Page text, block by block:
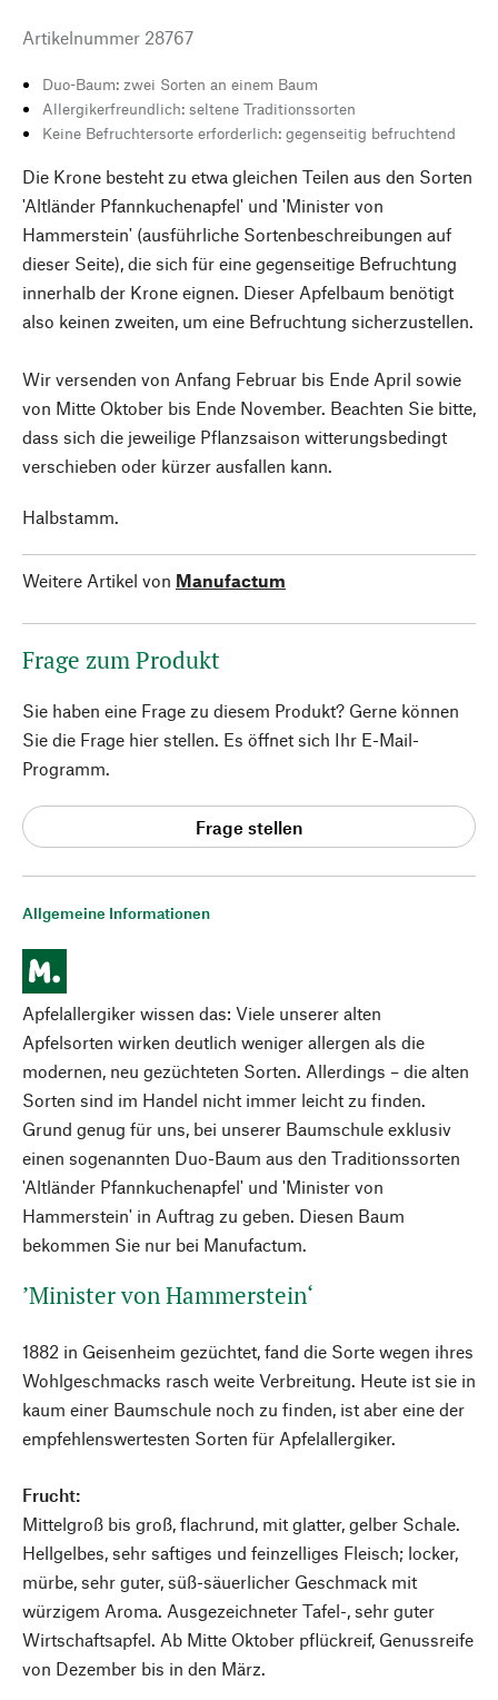
Allgemeine Informationen
Apfelallergiker wissen das: Viele unserer alten
Apfelsorten wirken deutlich weniger allergen als die
modernen, neu gezüchteten Sorten. Allerdings – die alten
Sorten sind im Handel nicht immer leicht zu finden.
Grund genug für uns, bei unserer Baumschule exklusiv
einen sogenannten Duo-Baum aus den Traditionssorten
'Altländer Pfannkuchenapfel' und 'Minister von
Hammerstein' in Auftrag zu geben. Diesen Baum
bekommen Sie nur bei Manufactum.
’Minister von Hammerstein‘
1882 in Geisenheim gezüchtet, fand die Sorte wegen ihres
Wohlgeschmacks rasch weite Verbreitung. Heute ist sie in
kaum einer Baumschule noch zu finden, ist aber eine der
empfehlenswertesten Sorten für Apfelallergiker.
Frucht:
Mittelgroß bis groß, flachrund, mit glatter, gelber Schale.
Hellgelbes, sehr saftiges und feinzelliges Fleisch; locker,
mürbe, sehr guter, süß-säuerlicher Geschmack mit
würzigem Aroma. Ausgezeichneter Tafel-, sehr guter
Wirtschaftsapfel. Ab Mitte Oktober pflückreif, Genussreife
von Dezember bis in den März.
Artikelnummer 28767
Duo-Baum: zwei Sorten an einem Baum
Allergikerfreundlich: seltene Traditionssorten
Keine Befruchtersorte erforderlich: gegenseitig befruchtend
Die Krone besteht zu etwa gleichen Teilen aus den Sorten
'Altländer Pfannkuchenapfel' und 'Minister von
Hammerstein' (ausführliche Sortenbeschreibungen auf
dieser Seite), die sich für eine gegenseitige Befruchtung
innerhalb der Krone eignen. Dieser Apfelbaum benötigt
also keinen zweiten, um eine Befruchtung sicherzustellen.
Wir versenden von Anfang Februar bis Ende April sowie
von Mitte Oktober bis Ende November. Beachten Sie bitte,
dass sich die jeweilige Pflanzsaison witterungsbedingt
verschieben oder kürzer ausfallen kann.
Halbstamm.
Weitere Artikel von Manufactum
Frage zum Produkt
Sie haben eine Frage zu diesem Produkt? Gerne können
Sie die Frage hier stellen. Es öffnet sich Ihr E-Mail-
Programm.
Frage stellen